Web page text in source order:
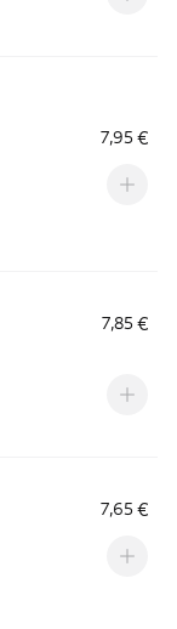
7,95 €
7,85 €
7,65 €